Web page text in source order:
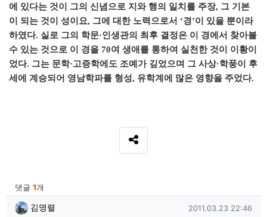
에 있다는 것이 그의 신념으로 지와 행의 일치를 주장, 그 기본
이 되는 것이 성이요, 그에 대한 노력으로서 ‘경’이 있을 뿐이라
하였다. 실로 그의 학문·인생관의 최후 결정은 이 경에서 찾아볼
수 있는 것으로 이 경을 70여 생애를 통하여 실천한 것이 이황이
었다. 그는 문학·고증학에도 조예가 깊었으며 그 사상·학풍이 후
세에 계승되어 영남학파를 형성, 유학계에 많은 영향을 주었다.
SNS 공유
댓글 1개
김명렬님의 댓글
김명렬 작성일
2011.03.23 22:46